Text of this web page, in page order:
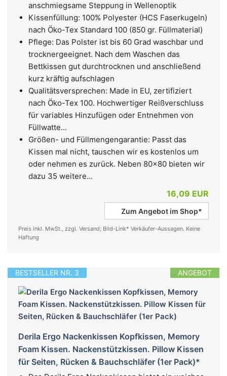
anschmiegsame Steppung in Wellenoptik
Kissenfüllung: 100% Polyester (HCS Faserkugeln)
nach Öko-Tex Standard 100 (850 gr. Füllmaterial)
Pflege: Das Polster ist bis 60 Grad waschbar und
trocknergeeignet. Nach dem Waschen das
Bettkissen gut durchtrocknen und anschließend
kurz kräftig aufschlagen
Qualitätsversprechen: Made in EU, zertifiziert
nach Öko-Tex 100. Hochwertiger Reißverschluss
für variables Hinzufügen oder Entnehmen von
Füllwatte...
Größen- und Füllmengengarantie: Passt das
Kissen mal nicht, tauschen wir es kostenlos um
oder nehmen es zurück. Neben 80x80 bieten wir
dazu 35 weitere...
16,09 EUR
Zum Angebot im Shop*
Preis inkl. MwSt., zzgl. Versand; Bild-Link* Verkäufer-Aussagen. Keine
Haftung
ANGEBOT
BESTSELLER NR. 3
Derila Ergo Nackenkissen Kopfkissen, Memory
Foam Kissen. Nackenstützkissen. Pillow Kissen
für Seiten, Rücken & Bauchschläfer (1er Pack)*